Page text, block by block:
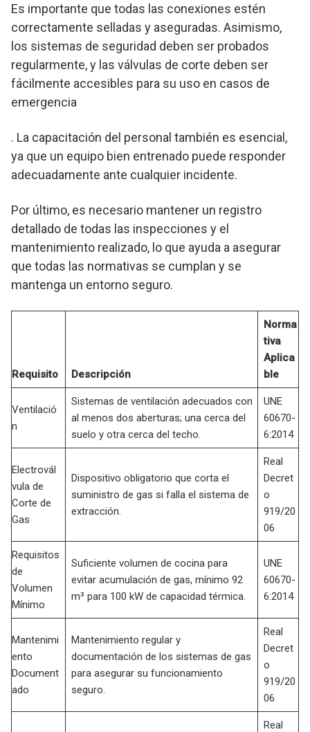
Es importante que todas las conexiones estén
correctamente selladas y aseguradas. Asimismo,
los sistemas de seguridad deben ser probados
regularmente, y las válvulas de corte deben ser
fácilmente accesibles para su uso en casos de
emergencia
. La capacitación del personal también es esencial,
ya que un equipo bien entrenado puede responder
adecuadamente ante cualquier incidente.
Por último, es necesario mantener un registro
detallado de todas las inspecciones y el
mantenimiento realizado, lo que ayuda a asegurar
que todas las normativas se cumplan y se
mantenga un entorno seguro.
Requisito Descripción
Norma
tiva
Aplica
ble
Ventilació
n
Sistemas de ventilación adecuados con
al menos dos aberturas; una cerca del
suelo y otra cerca del techo.
UNE
60670-
6:2014
Electrovál
vula de
Corte de
Gas
Dispositivo obligatorio que corta el
suministro de gas si falla el sistema de
extracción.
Real
Decret
o
919/20
06
Requisitos
de
Volumen
Mínimo
Suficiente volumen de cocina para
evitar acumulación de gas, mínimo 92
m³ para 100 kW de capacidad térmica.
UNE
60670-
6:2014
Mantenimi
ento
Document
ado
Mantenimiento regular y
documentación de los sistemas de gas
para asegurar su funcionamiento
seguro.
Real
Decret
o
919/20
06
Real